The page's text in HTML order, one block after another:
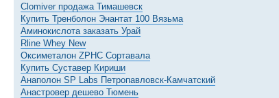
Clomiver продажа Тимашевск
Купить Тренболон Энантат 100 Вязьма
Аминокислота заказать Урай
Rline Whey New
Оксиметалон ZPHC Сортавала
Купить Суставер Кириши
Анаполон SP Labs Петропавловск-Камчатский
Анастровер дешево Тюмень